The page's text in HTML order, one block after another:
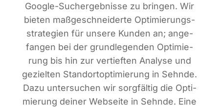
Goog­le-Such­ergeb­nis­se zu brin­gen. Wir
bie­ten maß­ge­schnei­der­te Opti­mie­rungs­
stra­te­gien für unse­re Kun­den an; ange­
fan­gen bei der grund­le­gen­den Opti­mie­
rung bis hin zur ver­tief­ten Ana­ly­se und
geziel­ten Stand­ort­op­ti­mie­rung in Sehn­de.
Dazu unter­su­chen wir sorg­fäl­tig die Opti­
mie­rung dei­ner Web­sei­te in Sehn­de. Eine